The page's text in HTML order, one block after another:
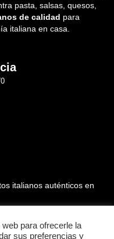
pasta, salsas, quesos,
de calidad para
italiana en casa.
italianos auténticos en
para ofrecerle la
sus preferencias y